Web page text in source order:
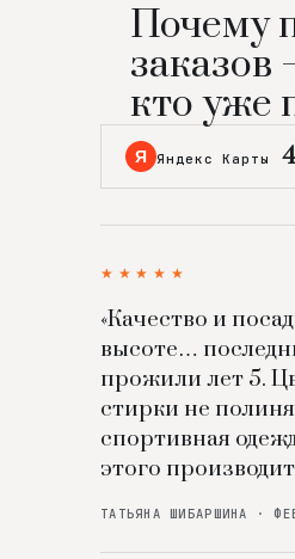
Почему
заказов
кто уже
Я Яндекс Карты
★★★★★
«Качество и
высоте…
прожили лет 5.
стирки не
спортивная
этого
ТАТЬЯНА ШИБАРШИНА ·